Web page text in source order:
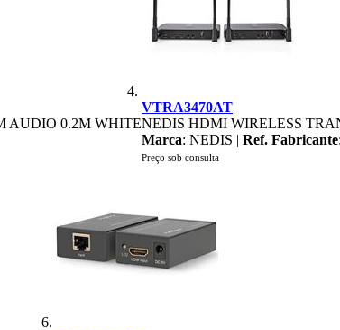
AUDIO 0.2M WHITE
VTRA3470AT
NEDIS HDMI WIRELESS
Marca: NEDIS | Ref. Fabricante
Preço sob consulta